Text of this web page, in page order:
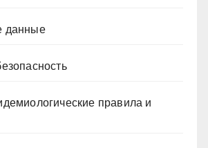
данные
правила и